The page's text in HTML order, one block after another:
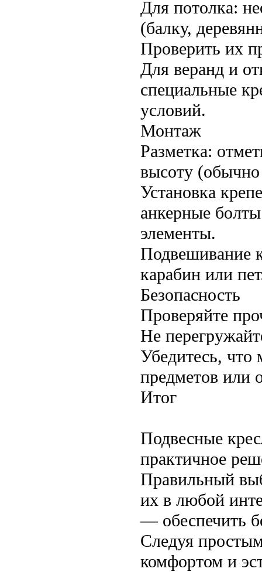
Для потолка:
(балку,
Проверить их
Для веранд и
специальные
условий.
Монтаж
Разметка:
высоту
Установка
анкерные
элементы.
Подвешивание
карабин или
Безопасность
Проверяйте
Не
Убедитесь, что
предметов или
Итог
Подвесные
практичное
Правильный
их в любой
— обеспечить
Следуя
комфортом и